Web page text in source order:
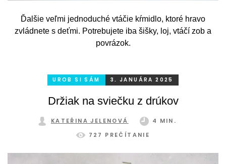
Ďalšie veľmi jednoduché vtáčie kŕmidlo, ktoré hravo
zvládnete s deťmi. Potrebujete iba šišky, loj, vtáčí zob a
povrázok.
UROB SI SÁM 3. JANUÁRA 2025
Držiak na sviečku z drúkov
KATEŘINA JELENOVÁ
4 MIN.
727 PREČÍTANIE